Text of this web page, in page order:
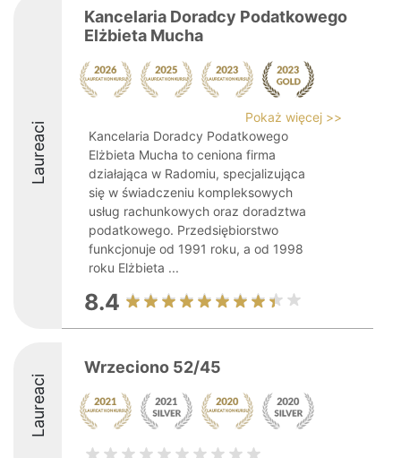
Laureaci
Kancelaria Doradcy Podatkowego
Elżbieta Mucha
Pokaż więcej >>
Kancelaria Doradcy Podatkowego
Elżbieta Mucha to ceniona firma
działająca w Radomiu, specjalizująca
się w świadczeniu kompleksowych
usług rachunkowych oraz doradztwa
podatkowego. Przedsiębiorstwo
funkcjonuje od 1991 roku, a od 1998
roku Elżbieta ...
8.4
Laureaci
Wrzeciono 52/45